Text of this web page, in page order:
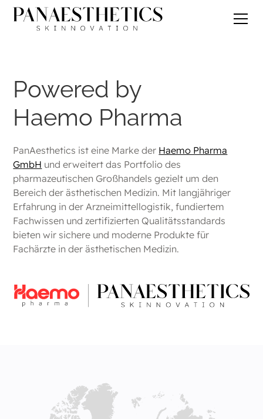
Powered by
Haemo Pharma
PanAesthetics ist eine Marke der Haemo Pharma
GmbH und erweitert das Portfolio des
pharmazeutischen Großhandels gezielt um den
Bereich der ästhetischen Medizin. Mit langjähriger
Erfahrung in der Arzneimittellogistik, fundiertem
Fachwissen und zertifizierten Qualitätsstandards
bieten wir sichere und moderne Produkte für
Fachärzte in der ästhetischen Medizin.